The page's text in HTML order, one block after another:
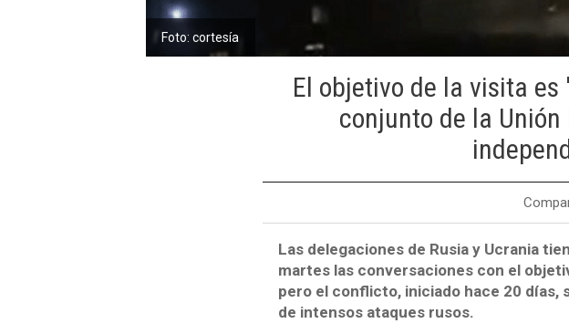
Foto: cortesía
El objetivo de la visita
conjunto de la Unión
Las delegaciones de Rusia y Ucrania
martes las conversaciones con el
pero el conflicto, iniciado hace 20 días,
de intensos ataques rusos.